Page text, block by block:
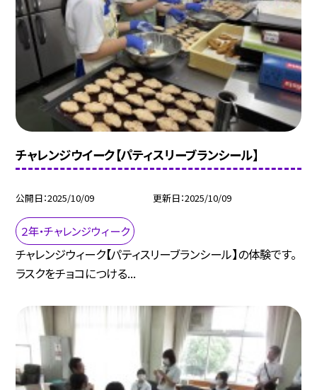
チャレンジウイーク【パティスリーブランシール】
公開日 2025/10/09 更新日 2025/10/09
２年・チャレンジウィーク
チャレンジウィーク【パティスリーブランシール】の体験です。
ラスクをチョコにつける...